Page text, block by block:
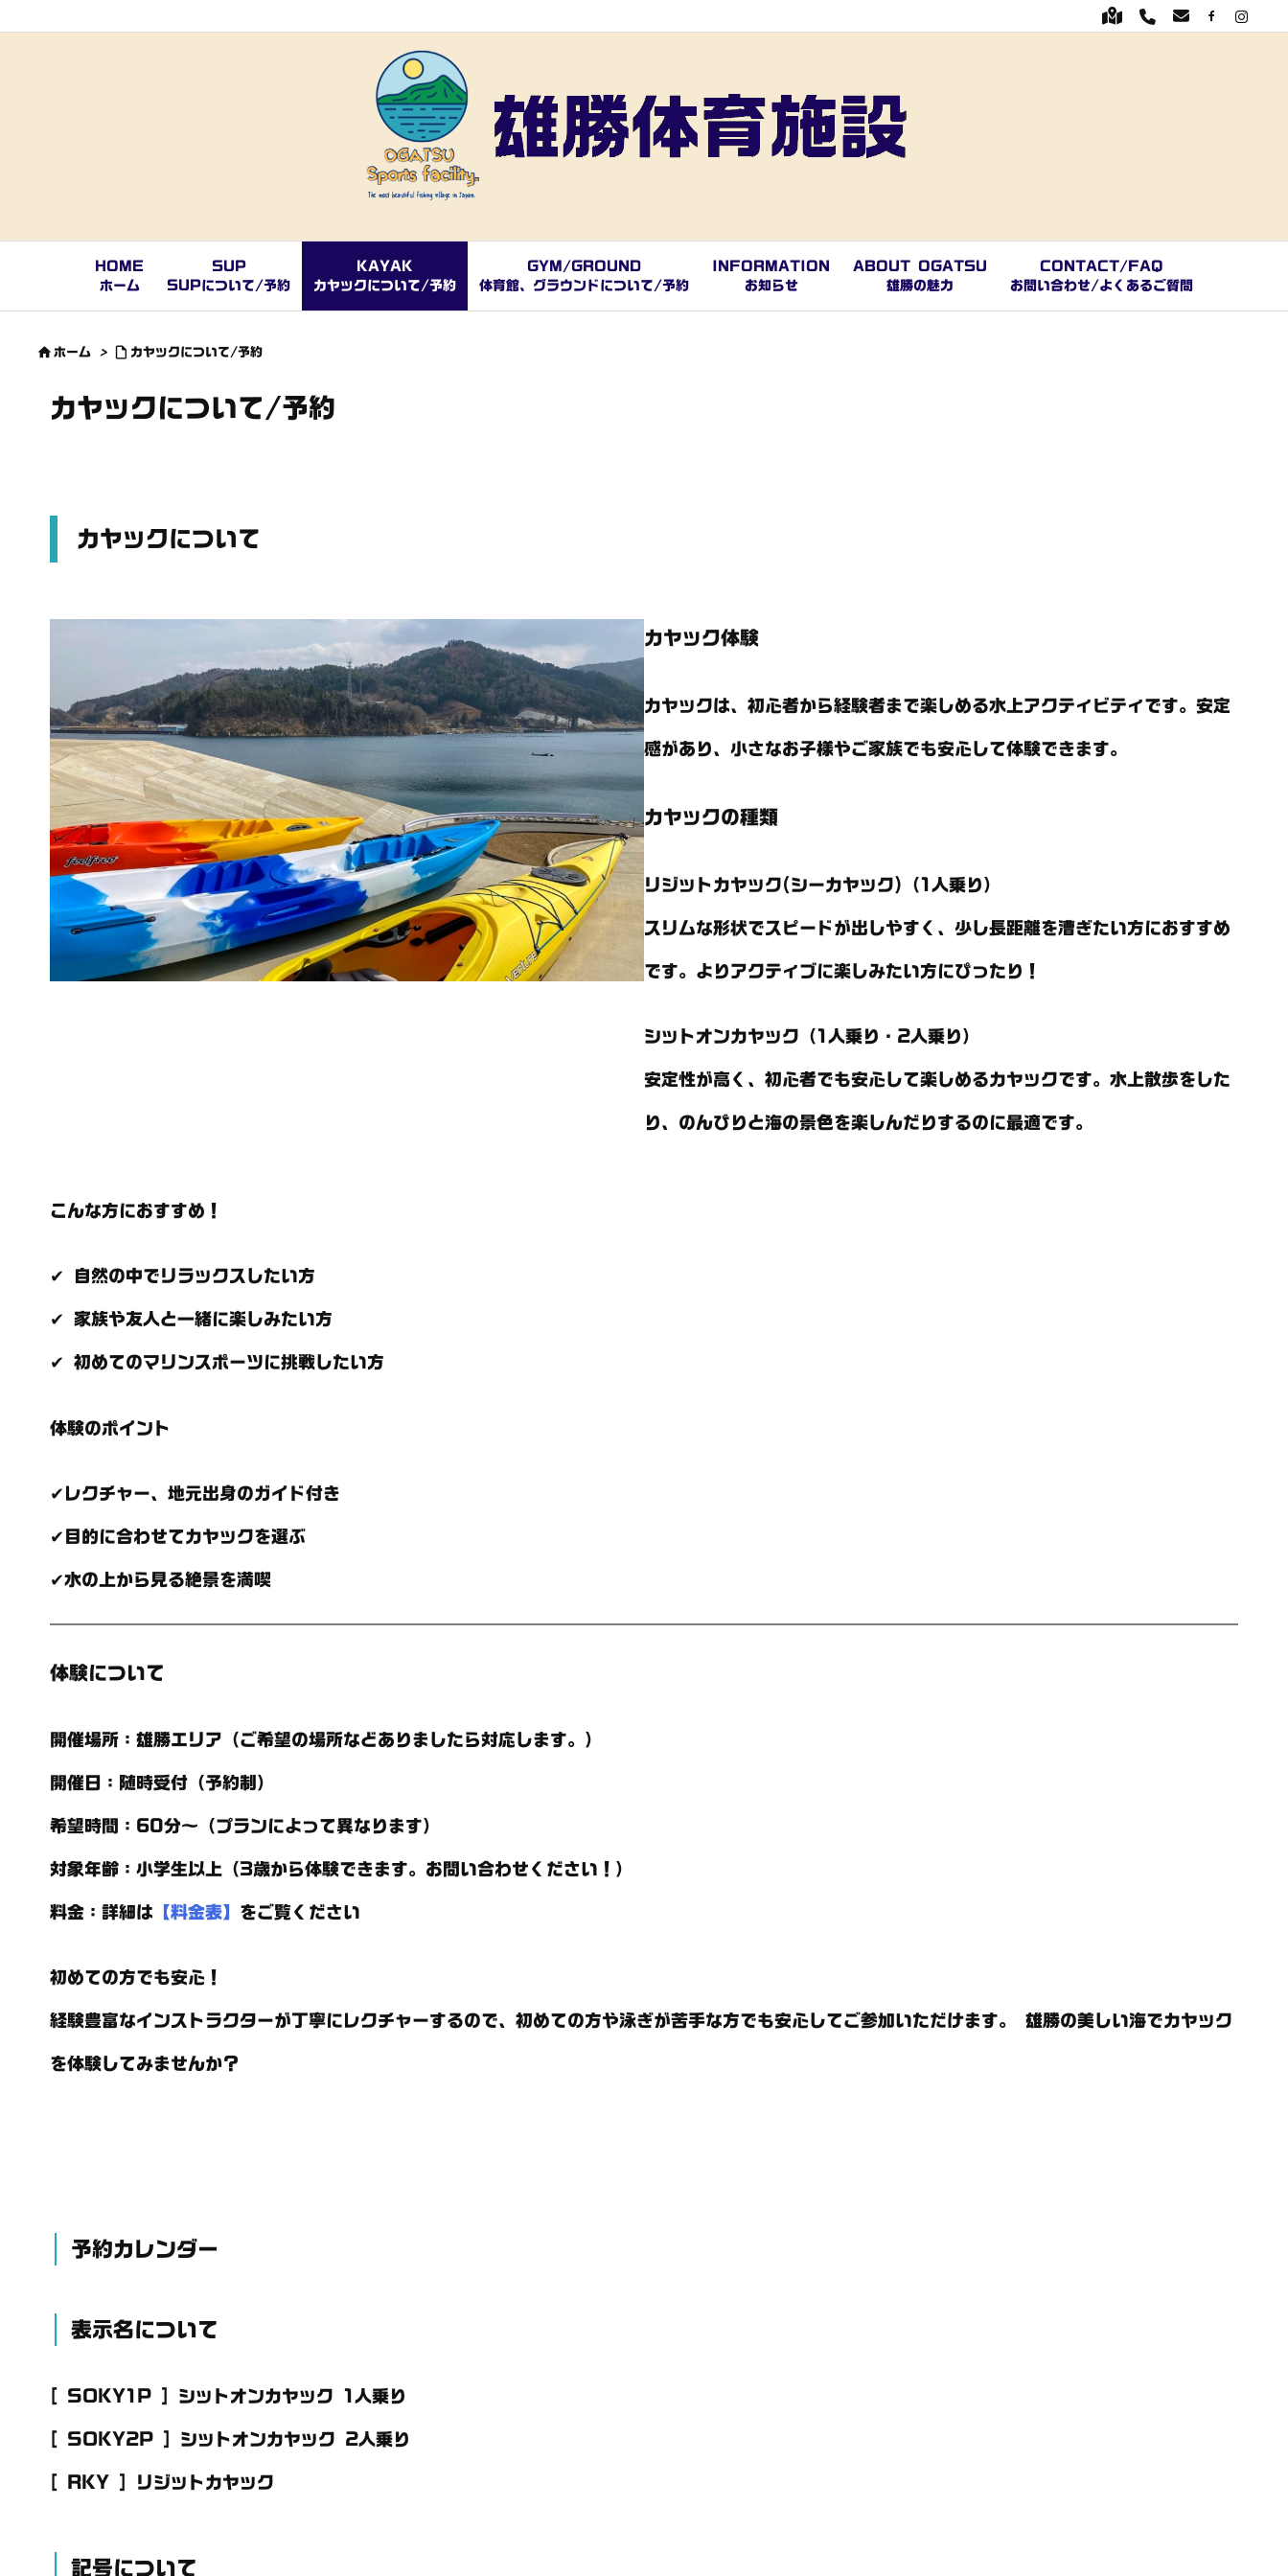
HOME
ホーム
SUP
SUPについて/予約
KAYAK
カヤックについて/予約
GYM/GROUND
体育館、グラウンドについて/予約
INFORMATION
お知らせ
ABOUT OGATSU
雄勝の魅力
CONTACT/FAQ
お問い合わせ/よくあるご質問
ホーム >  カヤックについて/予約
カヤックについて/予約
カヤックについて
カヤック体験
カヤックは、初心者から経験者まで楽しめる水上アクティビティです。安定
感があり、小さなお子様やご家族でも安心して体験できます。
カヤックの種類
リジットカヤック(シーカヤック)（1人乗り）
スリムな形状でスピードが出しやすく、少し長距離を漕ぎたい方におすすめ
です。よりアクティブに楽しみたい方にぴったり！
シットオンカヤック（1人乗り・2人乗り）
安定性が高く、初心者でも安心して楽しめるカヤックです。水上散歩をした
り、のんびりと海の景色を楽しんだりするのに最適です。
こんな方におすすめ！
✔ 自然の中でリラックスしたい方
✔ 家族や友人と一緒に楽しみたい方
✔ 初めてのマリンスポーツに挑戦したい方
体験のポイント
✔レクチャー、地元出身のガイド付き
✔目的に合わせてカヤックを選ぶ
✔水の上から見る絶景を満喫
体験について
開催場所 ：雄勝エリア（ご希望の場所などありましたら対応します。）
開催日 ：随時受付（予約制）
希望時間 ：60分～（プランによって異なります）
対象年齢 ：小学生以上（3歳から体験できます。お問い合わせください！）
料金 ：詳細は 【料金表】 をご覧ください
初めての方でも安心！
経験豊富なインストラクターが丁寧にレクチャーするので、初めての方や泳ぎが苦手な方でも安心してご参加いただけます。 雄勝の美しい海でカヤック
を体験してみませんか？
予約カレンダー
表示名について
[ SOKY1P ] シットオンカヤック 1人乗り
[ SOKY2P ] シットオンカヤック 2人乗り
[ RKY ] リジットカヤック
記号について